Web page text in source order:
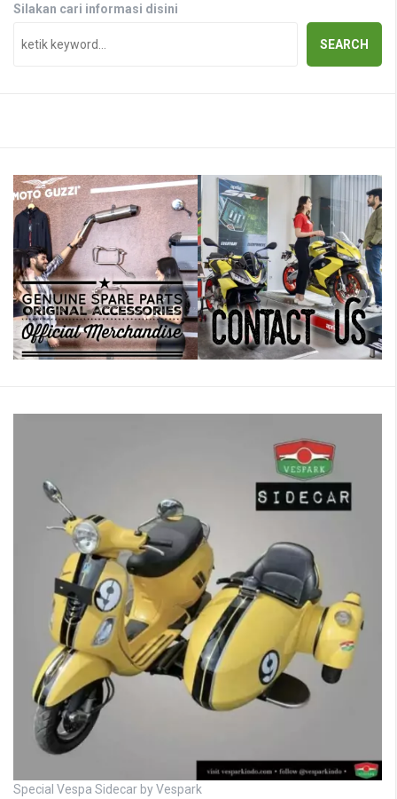
Silakan cari informasi disini
SEARCH
Special Vespa Sidecar by Vespark